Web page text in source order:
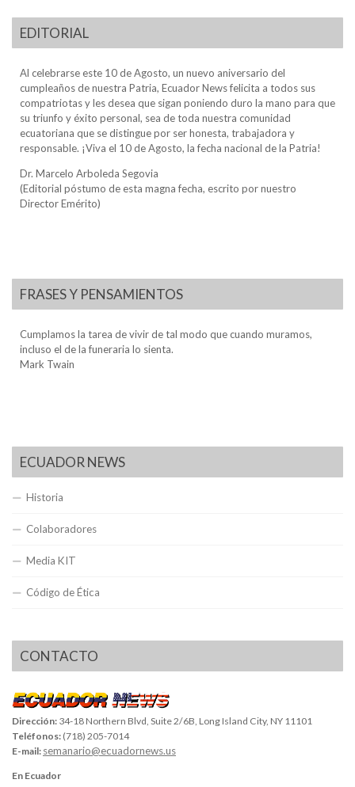
EDITORIAL
Al celebrarse este 10 de Agosto, un nuevo aniversario del
cumpleaños de nuestra Patria, Ecuador News felicita a todos sus
compatriotas y les desea que sigan poniendo duro la mano para que
su triunfo y éxito personal, sea de toda nuestra comunidad
ecuatoriana que se distingue por ser honesta, trabajadora y
responsable. ¡Viva el 10 de Agosto, la fecha nacional de la Patria!
Dr. Marcelo Arboleda Segovia
(Editorial póstumo de esta magna fecha, escrito por nuestro
Director Emérito)
FRASES Y PENSAMIENTOS
Cumplamos la tarea de vivir de tal modo que cuando muramos,
incluso el de la funeraria lo sienta.
Mark Twain
ECUADOR NEWS
Historia
Colaboradores
Media KIT
Código de Ética
CONTACTO
Dirección: 34-18 Northern Blvd, Suite 2/6B, Long Island City, NY 11101
Teléfonos: (718) 205-7014
E-mail: semanario@ecuadornews.us
En Ecuador